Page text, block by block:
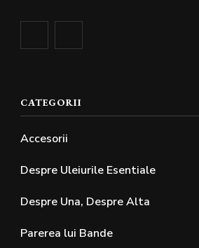
CATEGORII
Accesorii
Despre Uleiurile Esentiale
Despre Una, Despre Alta
Parerea lui Bande